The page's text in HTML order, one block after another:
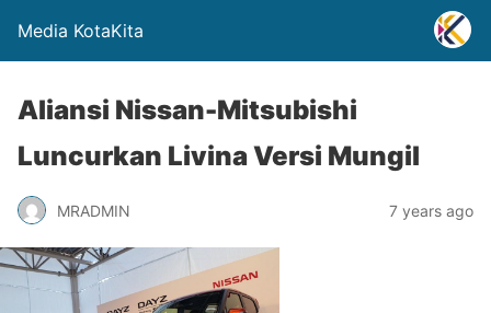
Media KotaKita
Aliansi Nissan-Mitsubishi
Luncurkan Livina Versi Mungil
MRADMIN 7 years ago